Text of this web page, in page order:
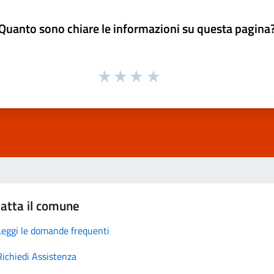
sono chiare le informazioni su questa
il comune
le domande frequenti
Assistenza